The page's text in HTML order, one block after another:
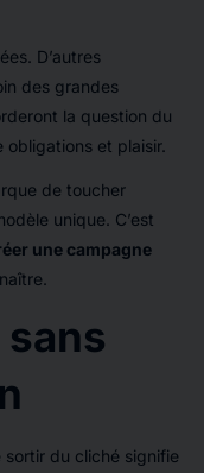
D’autres
des grandes
la question du
obligations et plaisir.
de toucher
unique. C’est
une campagne
du cliché signifie